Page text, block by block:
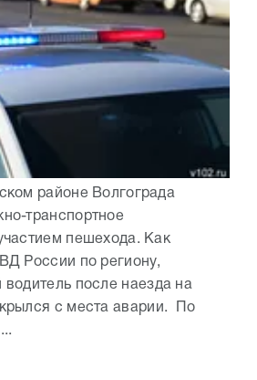
районе Волгограда
транспортное
пешехода. Как
России по региону,
водитель после наезда на
с места аварии. По